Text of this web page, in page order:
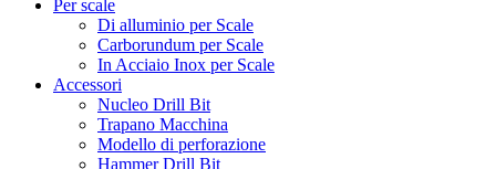
Per scale
Di alluminio per Scale
Carborundum per Scale
In Acciaio Inox per Scale
Accessori
Nucleo Drill Bit
Trapano Macchina
Modello di perforazione
Hammer Drill Bit